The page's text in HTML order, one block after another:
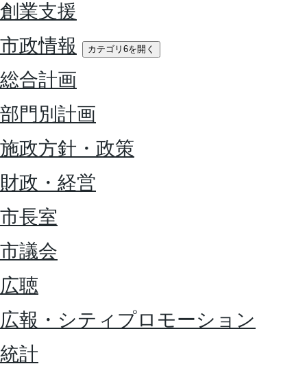
創業支援
市政情報
カテゴリ6を開く
総合計画
部門別計画
施政方針・政策
財政・経営
市長室
市議会
広聴
広報・シティプロモーション
統計